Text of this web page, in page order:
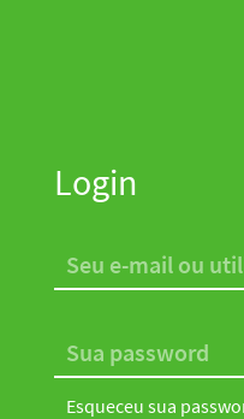
Login
Esqueceu sua